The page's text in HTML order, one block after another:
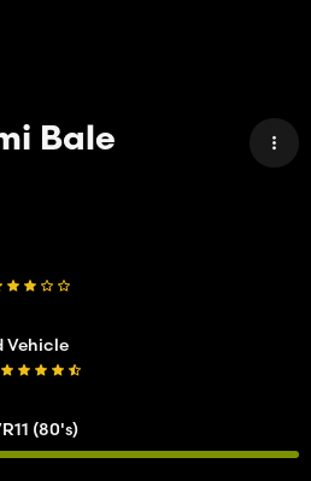
Bale
Vehicle
(80's)